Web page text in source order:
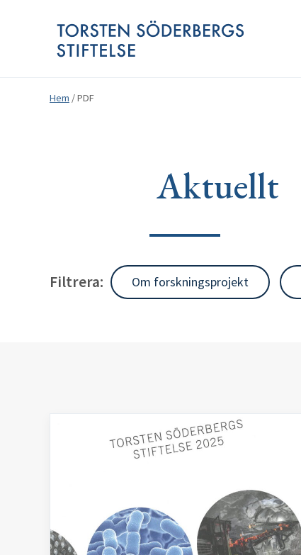
Hem /PDF
Aktuellt
Filtrera: Om forskningsprojekt